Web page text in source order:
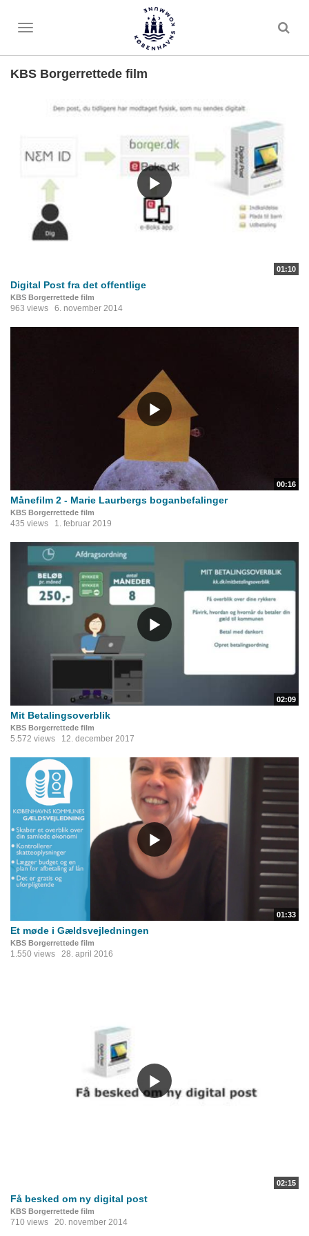
Toggle
KBS Borgerrettede film
01:10
Digital Post fra det offentlige
KBS Borgerrettede film
963 views 6. november 2014
00:16
Månefilm 2 - Marie Laurbergs boganbefalinger
KBS Borgerrettede film
435 views 1. februar 2019
02:09
Mit Betalingsoverblik
KBS Borgerrettede film
5.572 views 12. december 2017
01:33
Et møde i Gældsvejledningen
KBS Borgerrettede film
1.550 views 28. april 2016
02:15
Få besked om ny digital post
KBS Borgerrettede film
710 views 20. november 2014